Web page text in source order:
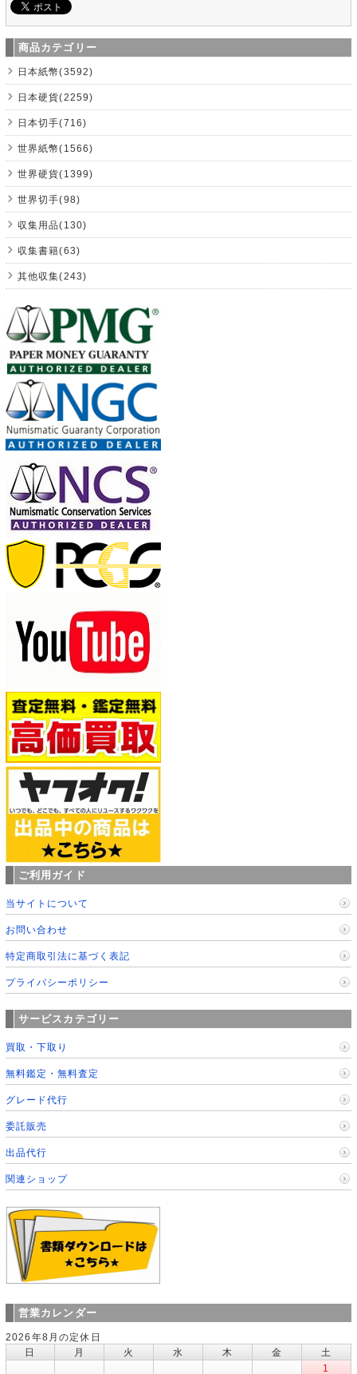
商品カテゴリー
日本紙幣(3592)
日本硬貨(2259)
日本切手(716)
世界紙幣(1566)
世界硬貨(1399)
世界切手(98)
収集用品(130)
収集書籍(63)
其他収集(243)
ご利用ガイド
当サイトについて
お問い合わせ
特定商取引法に基づく表記
プライバシーポリシー
サービスカテゴリー
買取・下取り
無料鑑定・無料査定
グレード代行
委託販売
出品代行
関連ショップ
営業カレンダー
2026年8月の定休日
日
月 火 水 木 金
土
1